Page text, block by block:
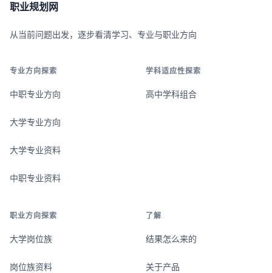
职业规划网
从当前问题出发，逐步看清学习、专业与职业方向
专业方向探索
中职专业方向
大学专业方向
大学专业资料
中职专业资料
学科适应性探索
高中学科组合
职业方向探索
大学岗位族
岗位族资料
了解
结果怎么来的
关于产品